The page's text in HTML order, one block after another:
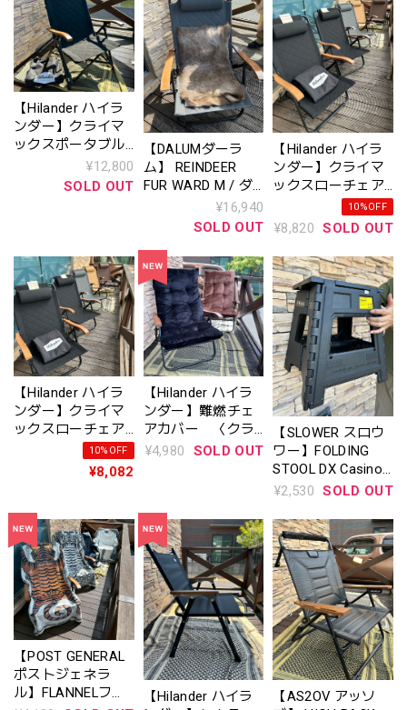
【Hilander ハイラ
ンダー】クライマ
ックスポータブル
チェア【１年保
証】（HCS-028）
¥12,800
SOLD OUT
【DALUMダーラ
ム】 REINDEER
FUR WARD M / ダ
ーラム トナカイフ
ァー ワード M
¥16,940
SOLD OUT
【Hilander ハイラ
ンダー】クライマ
ックスローチェア
２〈ALアルミ〉
（収納袋付）※旧
モデル アウトド
アチェア リクラ
イニング
10%OFF
¥8,820 SOLD OUT
【Hilander ハイラ
ンダー】クライマ
ックスローチェア
２〈STスチールモ
デル〉収納袋付
（※旧商品）アウ
クライニング
10%OFF
¥8,082
【Hilander ハイラ
ンダー】難燃チェ
アカバー 〈クラ
イマックスローチ
〈N-0114〉
¥4,980 SOLD OUT
【SLOWER スロウ
ワー】FOLDING
STOOL DX Casino
フォールディング
ス カジノ
¥2,530 SOLD OUT
【POST GENERAL
ポストジェネラ
ル】FLANNELフラ
【Hilander ハイラ
【AS2OV アッソ